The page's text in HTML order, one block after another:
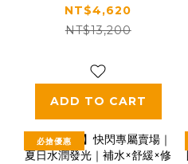
｜【KS】凍齡奇肌
凍齡抗老緊緻套組
效精華50ml+精華
霜30ml)🎁贈精美
提袋
NT$4,620
NT$13,200
ADD TO CART
必搶優惠